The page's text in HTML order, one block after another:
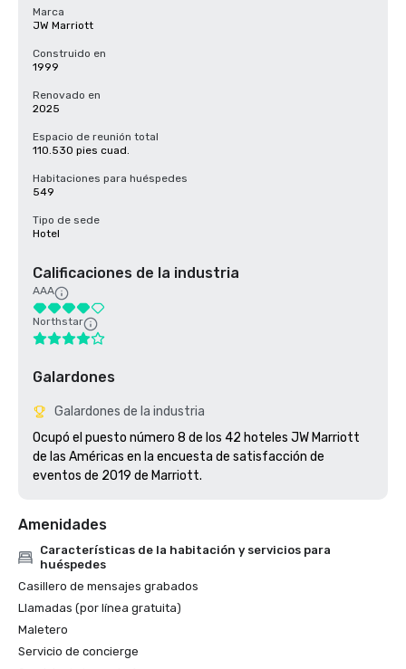
Marca
JW Marriott
Construido en
1999
Renovado en
2025
Espacio de reunión total
110.530 pies cuad.
Habitaciones para huéspedes
549
Tipo de sede
Hotel
Calificaciones de la industria
AAA
Northstar
Galardones
Galardones de la industria
Ocupó el puesto número 8 de los 42 hoteles JW Marriott
de las Américas en la encuesta de satisfacción de
Amenidades
Características de la habitación y servicios para
huéspedes
Casillero de mensajes grabados
Llamadas (por línea gratuita)
Maletero
Servicio de concierge